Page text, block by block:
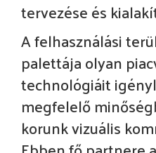
tervezése és
A felhasználási
palettája olyan
technológiáit
megfelelő
korunk vizuális